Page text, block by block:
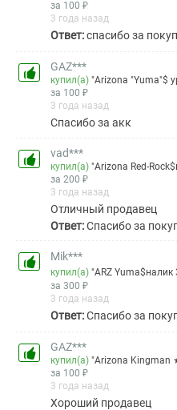
за 100 ₽
3 года назад
Ответ:спасибо за
GAZ***
купил(а)"Arizona "Yuma"$
за 100 ₽
3 года назад
Спасибо за акк
vad***
купил(а)"Arizona Red-
за 200 ₽
3 года назад
Отличный продавец
Ответ:Спасибо за
Mik***
купил(а)"ARZ Yuma$налик
за 300 ₽
3 года назад
Ответ:Спасибо за
GAZ***
купил(а)"Arizona Kingman
за 100 ₽
3 года назад
Хороший продавец